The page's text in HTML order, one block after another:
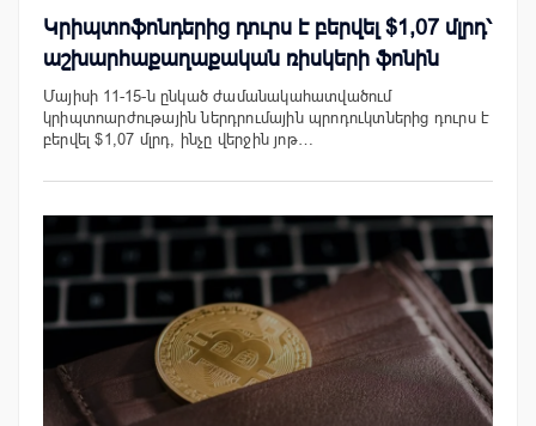
Կրիպտոֆոնդերից դուրս է բերվել $1,07 մլրդ՝
աշխարհաքաղաքական ռիսկերի ֆոնին
Մայիսի 11-15-ն ընկած ժամանակահատվածում
կրիպտոարժութային ներդրումային պրոդուկտներից դուրս է
բերվել $1,07 մլրդ, ինչը վերջին յոթ…